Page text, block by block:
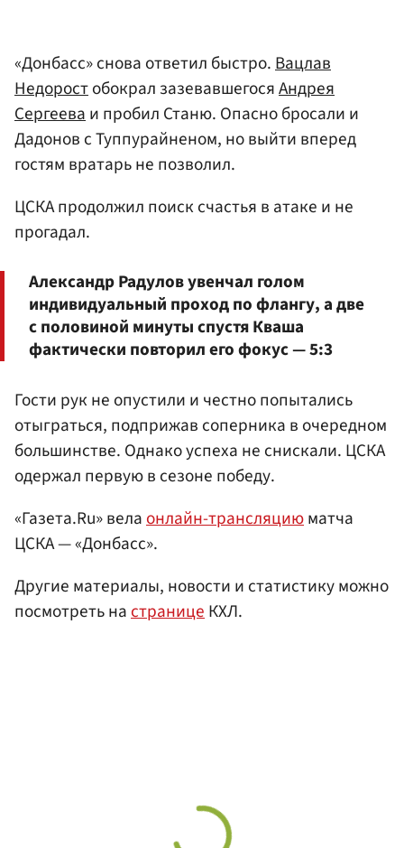
«Донбасс» снова ответил быстро.Вацлав
Недоростобокрал зазевавшегосяАндрея
Сергееваи пробил Станю. Опасно бросали и
Дадонов с Туппурайненом, но выйти вперед
гостям вратарь не позволил.
ЦСКА продолжил поиск счастья в атаке и не
прогадал.
Александр Радулов увенчал голом
индивидуальный проход по флангу, а две
с половиной минуты спустя Кваша
фактически повторил его фокус — 5:3
Гости рук не опустили и честно попытались
отыграться, подприжав соперника в очередном
большинстве. Однако успеха не снискали. ЦСКА
одержал первую в сезоне победу.
«Газета.Ru» велаонлайн-трансляциюматча
ЦСКА — «Донбасс».
Другие материалы, новости и статистику можно
посмотреть настраницеКХЛ.